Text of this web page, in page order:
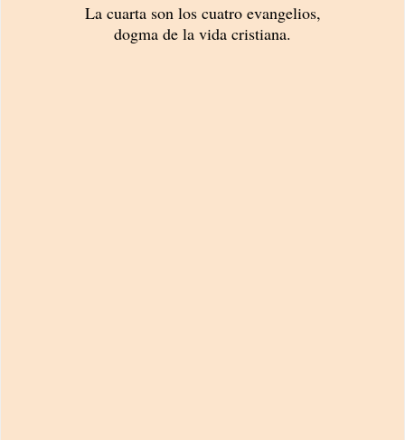
La cuarta son los cuatro evangelios,
dogma de la vida cristiana.